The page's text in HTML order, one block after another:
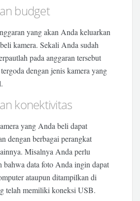
budget
yang akan Anda keluarkan
kamera. Sekali Anda sudah
pada anggaran tersebut
dengan jenis kamera yang
konektivitas
yang Anda beli dapat
dengan berbagai perangkat
Misalnya Anda perlu
bahwa data foto Anda ingin dapat
ataupun ditampilkan di
telah memiliki koneksi USB.